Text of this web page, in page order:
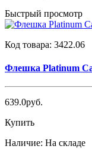
Быстрый просмотр
Код товара: 3422.06
Флешка Platinum
639.0руб.
Купить
Наличие: На складе